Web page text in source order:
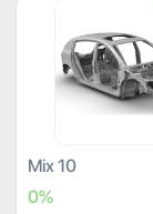
Mix 10
0%